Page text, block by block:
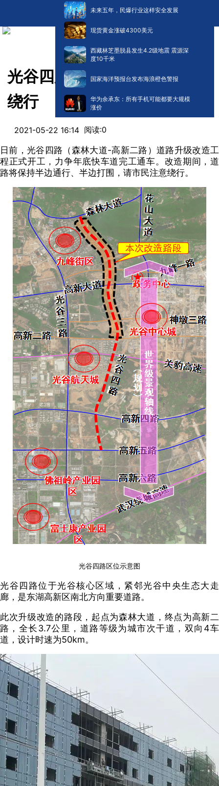
未来五年，民爆行业这样安全发展
现货黄金涨破4300美元
西藏林芝墨脱县发生4.2级地震 震源深
度10千米
国家海洋预报台发布海浪橙色警报
华为余承东：所有手机可能都要大规模
涨价
光谷四路升级改造打围，注意
绕行
2021-05-22 16:14 阅读:0
日前，光谷四路（森林大道-高新二路）道路升级改造工
程正式开工，力争年底快车道完工通车。改造期间，道
路将保持半边通行、半边打围，请市民注意绕行。
光谷四路区位示意图
光谷四路位于光谷核心区域，紧邻光谷中央生态大走
廊，是东湖高新区南北方向重要道路。
此次升级改造的路段，起点为森林大道，终点为高新二
路，全长3.7公里，道路等级为城市次干道，双向4车
道，设计时速为50km。